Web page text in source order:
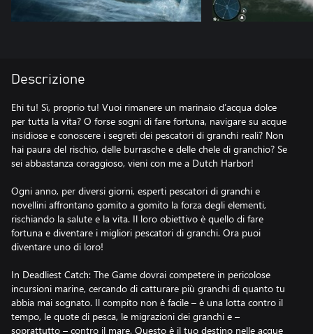
Descrizione
Ehi tu! Sì, proprio tu! Vuoi rimanere un marinaio d’acqua dolce
per tutta la vita? O forse sogni di fare fortuna, navigare su acque
insidiose e conoscere i segreti dei pescatori di granchi reali? Non
hai paura del rischio, delle burrasche e delle chele di granchio? Se
sei abbastanza coraggioso, vieni con me a Dutch Harbor!
Ogni anno, per diversi giorni, esperti pescatori di granchi e
novellini affrontano gomito a gomito la forza degli elementi,
rischiando la salute e la vita. Il loro obiettivo è quello di fare
fortuna e diventare i migliori pescatori di granchi. Ora puoi
diventare uno di loro!
In Deadliest Catch: The Game dovrai competere in pericolose
incursioni marine, cercando di catturare più granchi di quanto tu
abbia mai sognato. Il compito non è facile – è una lotta contro il
tempo, le quote di pesca, le migrazioni dei granchi e –
soprattutto – contro il mare. Questo è il tuo destino nelle acque